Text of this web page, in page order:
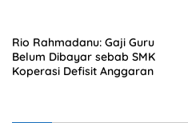
Rio Rahmadanu: Gaji Guru
Belum Dibayar sebab SMK
Koperasi Defisit Anggaran